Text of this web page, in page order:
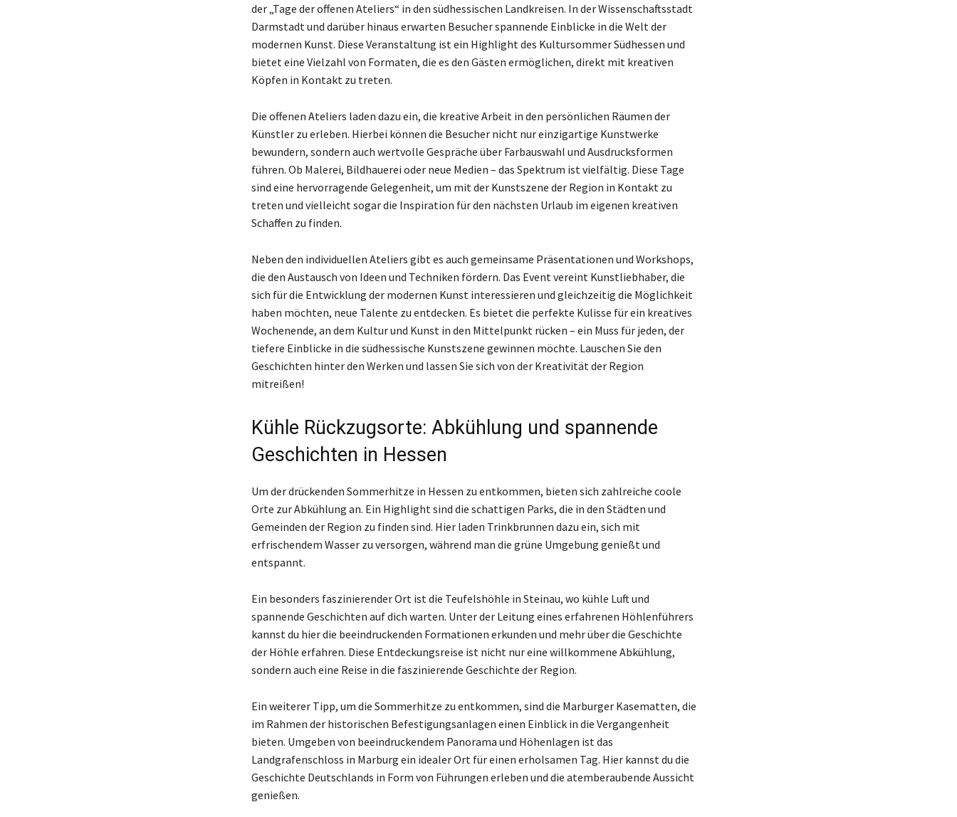
der „Tage der offenen Ateliers“ in den südhessischen Landkreisen. In der Wissenschaftsstadt
Darmstadt und darüber hinaus erwarten Besucher spannende Einblicke in die Welt der
modernen Kunst. Diese Veranstaltung ist ein Highlight des Kultursommer Südhessen und
bietet eine Vielzahl von Formaten, die es den Gästen ermöglichen, direkt mit kreativen
Köpfen in Kontakt zu treten.
Die offenen Ateliers laden dazu ein, die kreative Arbeit in den persönlichen Räumen der
Künstler zu erleben. Hierbei können die Besucher nicht nur einzigartige Kunstwerke
bewundern, sondern auch wertvolle Gespräche über Farbauswahl und Ausdrucksformen
führen. Ob Malerei, Bildhauerei oder neue Medien – das Spektrum ist vielfältig. Diese Tage
sind eine hervorragende Gelegenheit, um mit der Kunstszene der Region in Kontakt zu
treten und vielleicht sogar die Inspiration für den nächsten Urlaub im eigenen kreativen
Schaffen zu finden.
Neben den individuellen Ateliers gibt es auch gemeinsame Präsentationen und Workshops,
die den Austausch von Ideen und Techniken fördern. Das Event vereint Kunstliebhaber, die
sich für die Entwicklung der modernen Kunst interessieren und gleichzeitig die Möglichkeit
haben möchten, neue Talente zu entdecken. Es bietet die perfekte Kulisse für ein kreatives
Wochenende, an dem Kultur und Kunst in den Mittelpunkt rücken – ein Muss für jeden, der
tiefere Einblicke in die südhessische Kunstszene gewinnen möchte. Lauschen Sie den
Geschichten hinter den Werken und lassen Sie sich von der Kreativität der Region
mitreißen!
Kühle Rückzugsorte: Abkühlung und spannende
Geschichten in Hessen
Um der drückenden Sommerhitze in Hessen zu entkommen, bieten sich zahlreiche coole
Orte zur Abkühlung an. Ein Highlight sind die schattigen Parks, die in den Städten und
Gemeinden der Region zu finden sind. Hier laden Trinkbrunnen dazu ein, sich mit
erfrischendem Wasser zu versorgen, während man die grüne Umgebung genießt und
entspannt.
Ein besonders faszinierender Ort ist die Teufelshöhle in Steinau, wo kühle Luft und
spannende Geschichten auf dich warten. Unter der Leitung eines erfahrenen Höhlenführers
kannst du hier die beeindruckenden Formationen erkunden und mehr über die Geschichte
der Höhle erfahren. Diese Entdeckungsreise ist nicht nur eine willkommene Abkühlung,
sondern auch eine Reise in die faszinierende Geschichte der Region.
Ein weiterer Tipp, um die Sommerhitze zu entkommen, sind die Marburger Kasematten, die
im Rahmen der historischen Befestigungsanlagen einen Einblick in die Vergangenheit
bieten. Umgeben von beeindruckendem Panorama und Höhenlagen ist das
Landgrafenschloss in Marburg ein idealer Ort für einen erholsamen Tag. Hier kannst du die
Geschichte Deutschlands in Form von Führungen erleben und die atemberaubende Aussicht
genießen.